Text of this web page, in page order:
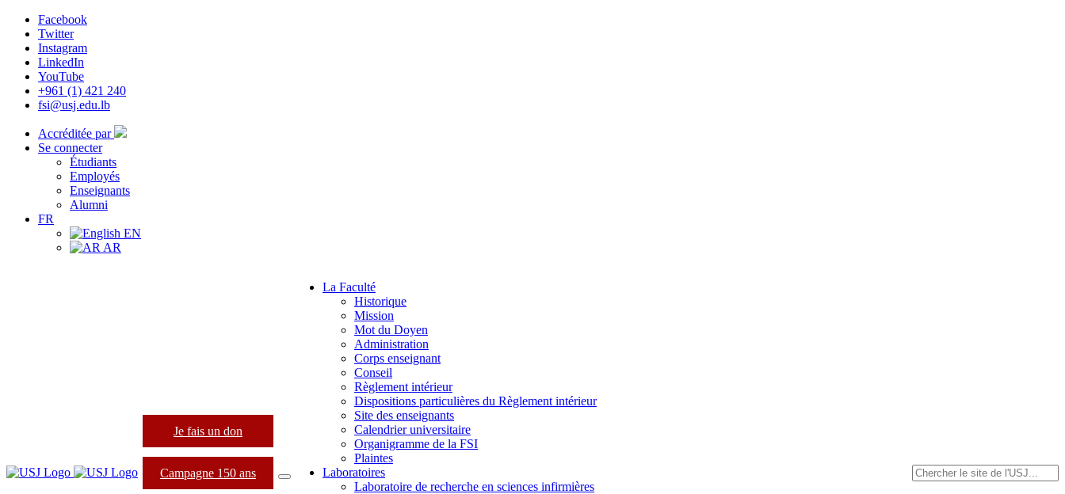
Facebook
Twitter
Instagram
LinkedIn
YouTube
+961 (1) 421 240
fsi@usj.edu.lb
Accréditée par
Se connecter
Étudiants
Employés
Enseignants
Alumni
FR
EN
AR
Je fais un don
Campagne 150 ans
La Faculté
Historique
Mission
Mot du Doyen
Administration
Corps enseignant
Conseil
Règlement intérieur
Dispositions particulières du Règlement intérieur
Site des enseignants
Calendrier universitaire
Organigramme de la FSI
Plaintes
Laboratoires
Laboratoire de recherche en sciences infirmières